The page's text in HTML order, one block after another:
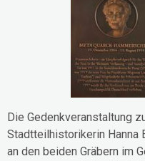
Die Gedenkveranstaltung
Stadtteilhistorikerin Hanna
an den beiden Gräbern im